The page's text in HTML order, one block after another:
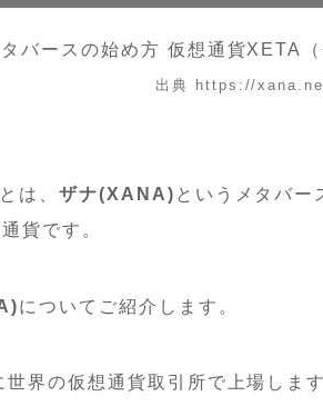
出典 https://
とは、 ザナ(XANA) というメタバー
貨です。
についてご紹介します。
界の仮想通貨取引所で上場します